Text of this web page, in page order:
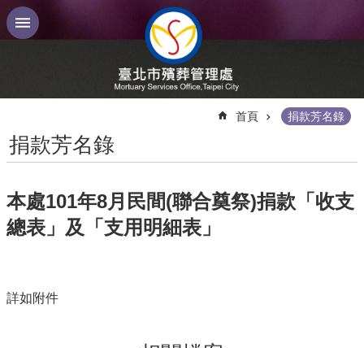
跳到主要內容區塊
首頁 捐款芳名錄
捐款芳名錄
本處101年8月民間(聯合奠祭)捐款「收支
總表」及「支用明細表」
詳如附件